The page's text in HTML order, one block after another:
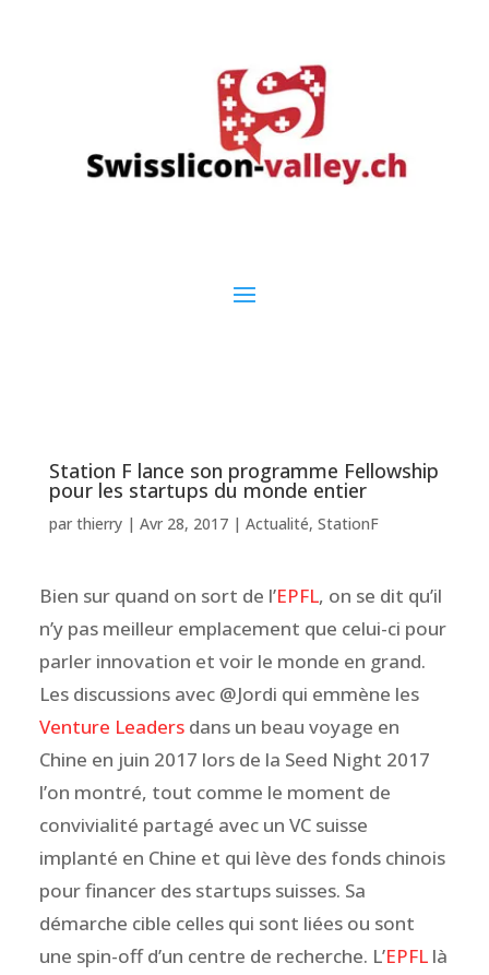
Station F lance son programme Fellowship
pour les startups du monde entier
par thierry| Avr 28, 2017| Actualité, StationF
Bien sur quand on sort de l’EPFL, on se dit qu’il
n’y pas meilleur emplacement que celui-ci pour
parler innovation et voir le monde en grand.
Les discussions avec @Jordi qui emmène les
Venture Leadersdans un beau voyage en
Chine en juin 2017 lors de la Seed Night 2017
l’on montré, tout comme le moment de
convivialité partagé avec un VC suisse
implanté en Chine et qui lève des fonds chinois
pour financer des startups suisses. Sa
démarche cible celles qui sont liées ou sont
une spin-off d’un centre de recherche. L’EPFLlà